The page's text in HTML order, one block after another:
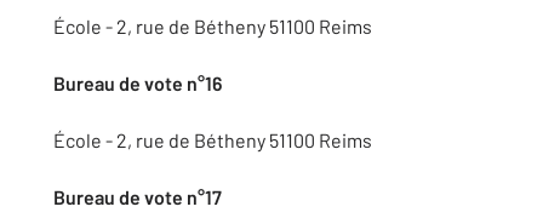
École - 2, rue de Bétheny 51100 Reims
Bureau de vote n°16
École - 2, rue de Bétheny 51100 Reims
Bureau de vote n°17